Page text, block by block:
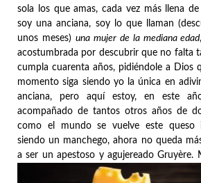
sola los que amas, cada vez más llena
soy una anciana, soy lo que llaman
unos meses) una mujer de la mediana edad
acostumbrada por descubrir que no falta
cumpla cuarenta años, pidiéndole a Dios
momento siga siendo yo la única en
anciana, pero aquí estoy, en este
acompañado de tantos otros años de
como el mundo se vuelve este queso
siendo un manchego, ahora no queda
a ser un apestoso y agujereado Gruyère.